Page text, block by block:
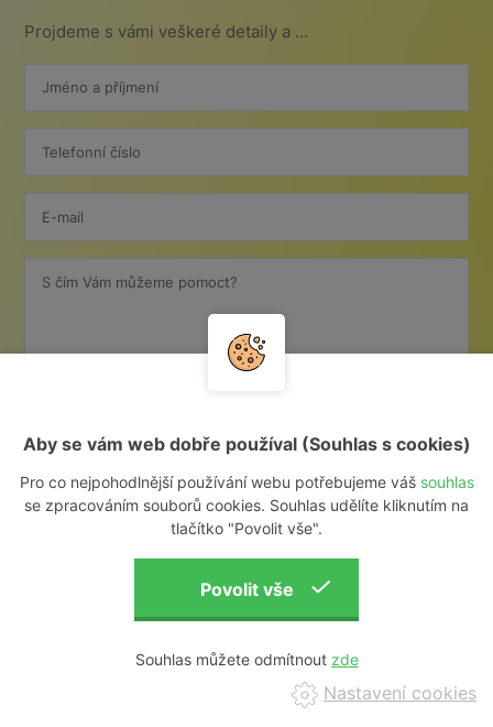
Projdeme s vámi veškeré detaily a ...
Jméno a příjmení
Telefonní číslo
E-mail
S čím Vám můžeme pomoct?
O VAŠE DATA JE U NÁS POSTARÁNO.
PŘEČTĚTE SI O
Aby se vám web dobře používal (Souhlas s cookies)
Pro co nejpohodlnější používání webu potřebujeme váš souhlas
se zpracováním souborů cookies. Souhlas udělíte kliknutím na
tlačítko "Povolit vše".
Souhlas můžete odmítnout
Nastavení cookies